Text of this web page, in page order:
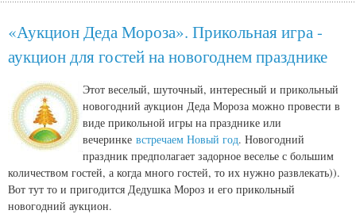
«Аукцион Деда Мороза». Прикольная игра -
аукцион для гостей на новогоднем празднике
Этот веселый, шуточный, интересный и прикольный
новогодний аукцион Деда Мороза можно провести в
виде прикольной игры на празднике или
вечеринке встречаем Новый год. Новогодний
праздник предполагает задорное веселье с большим
количеством гостей, а когда много гостей, то их нужно развлекать)).
Вот тут то и пригодится Дедушка Мороз и его прикольный
новогодний аукцион.